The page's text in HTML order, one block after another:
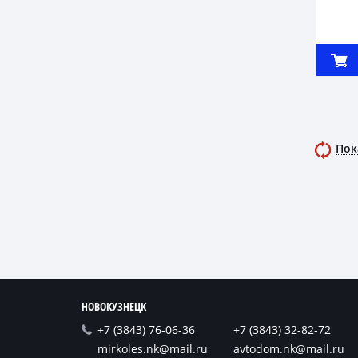
НОВОКУЗНЕЦК
+7 (3843) 76-06-36
+7 (3843) 32-82-72
mirkoles.nk@mail.ru
avtodom.nk@mail.ru